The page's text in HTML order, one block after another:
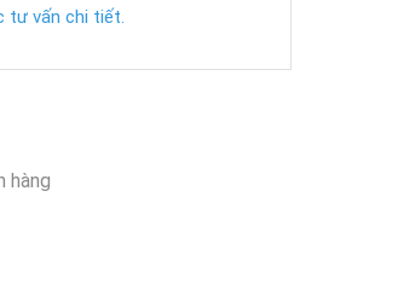
tư vấn chi tiết.
hàng